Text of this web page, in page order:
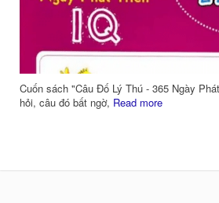
Cuốn sách "Câu Đố Lý Thú - 365 Ngày
hỏi, câu đó bất ngờ, Read more